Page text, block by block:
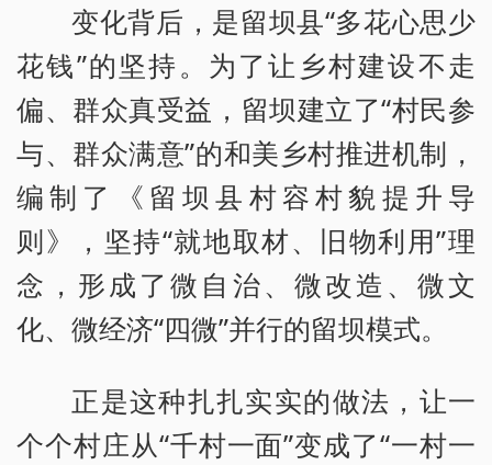
变化背后，是留坝县“多花心思少
花钱”的坚持。为了让乡村建设不走
偏、群众真受益，留坝建立了“村民参
与、群众满意”的和美乡村推进机制，
编制了《留坝县村容村貌提升导
则》，坚持“就地取材、旧物利用”理
念，形成了微自治、微改造、微文
化、微经济“四微”并行的留坝模式。
正是这种扎扎实实的做法，让一
个个村庄从“千村一面”变成了“一村一